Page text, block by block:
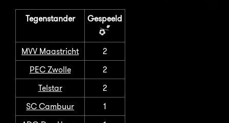
Tegenstander Gespeeld
MVV Maastricht
2
PEC Zwolle
2
Telstar
2
SC Cambuur
1